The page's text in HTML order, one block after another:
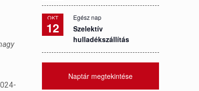
OKT
12
Egész nap
Szelektív
hulladékszállítás
Naptár megtekintése